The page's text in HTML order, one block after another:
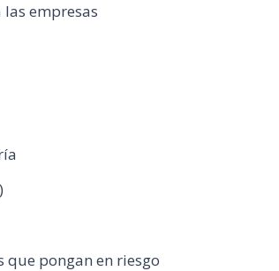
empresas
que pongan en riesgo